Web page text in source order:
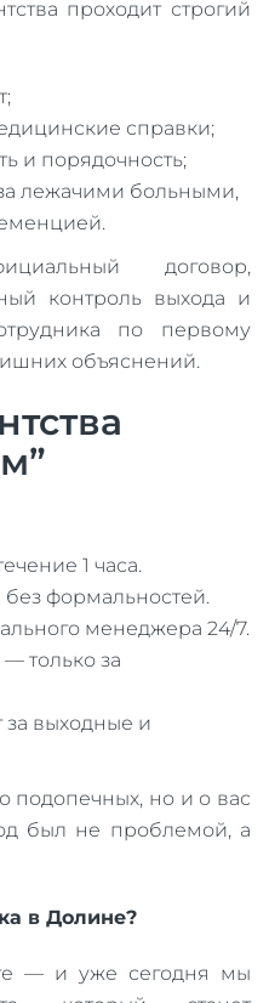
проходит строгий
справки;
и порядочность;
лежачими больными,
договор,
контроль выхода и
по первому
объяснений.
1 часа.
без формальностей.
менеджера 24/7.
только за
за выходные и
подопечных, но и о вас
был не проблемой, а
в Долине?
— и уже сегодня мы